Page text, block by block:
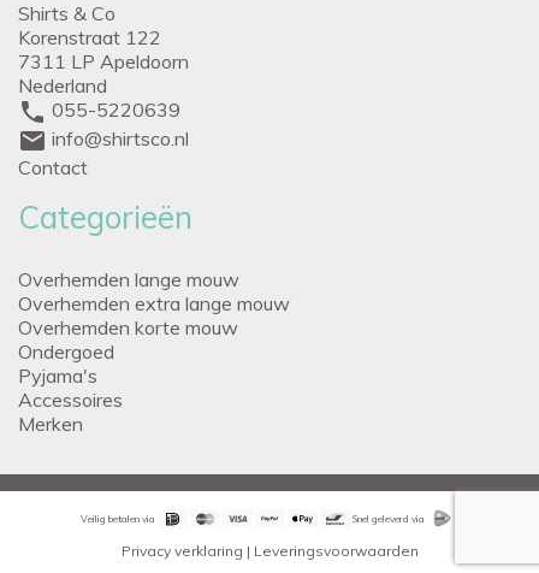
Shirts & Co
Korenstraat 122
7311 LP Apeldoorn
Nederland
phone 055-5220639
mail info@shirtsco.nl
Contact
Categorieën
Overhemden lange mouw
Overhemden extra lange mouw
Overhemden korte mouw
Ondergoed
Pyjama's
Accessoires
Merken
Veilig betalen via Snel geleverd via
Privacy verklaring | Leveringsvoorwaarden